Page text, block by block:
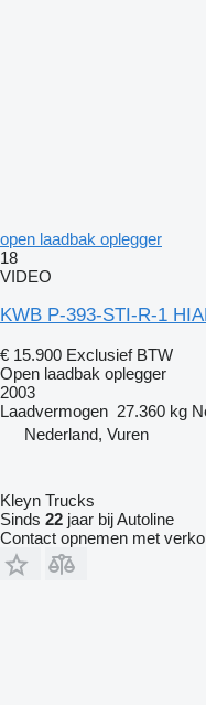
open laadbak oplegger
18
VIDEO
KWB P-393-STI-R-1
€ 15.900 Exclusief BTW
Open laadbak oplegger
2003
Laadvermogen 27.360 kg
Nederland, Vuren
Kleyn Trucks
Sinds 22 jaar bij Autoline
Contact opnemen met